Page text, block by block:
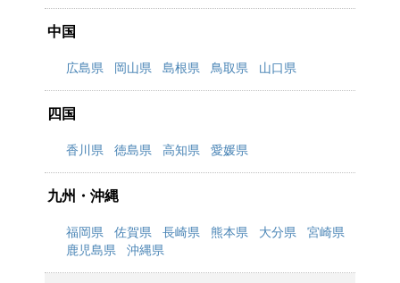
中国
広島県 岡山県 島根県 鳥取県 山口県
四国
香川県 徳島県 高知県 愛媛県
九州・沖縄
福岡県 佐賀県 長崎県 熊本県 大分県
宮崎県
鹿児島県
沖縄県